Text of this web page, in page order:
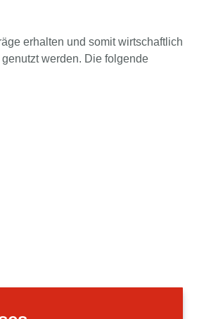
erhalten und somit wirtschaftlich
werden. Die folgende